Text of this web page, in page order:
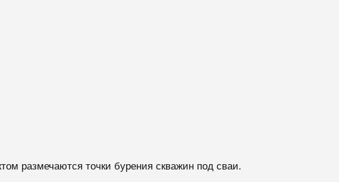
размечаются точки бурения скважин под сваи.